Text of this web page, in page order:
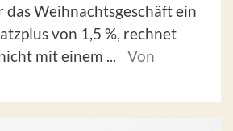
Weihnachtsgeschäft ein
von 1,5 %, rechnet
mit einem ...
Von